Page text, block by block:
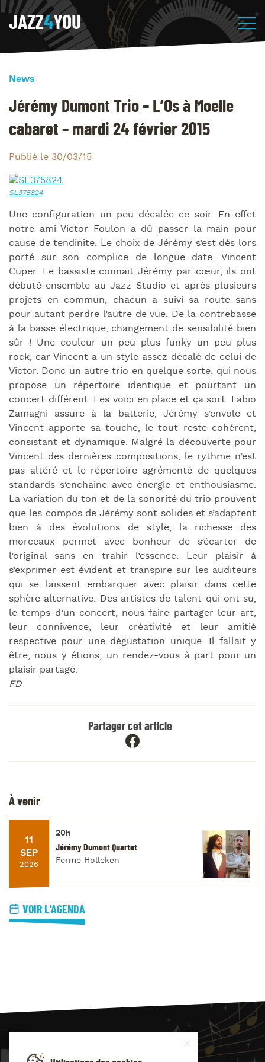
JAZZ4YOU
News
Jérémy Dumont Trio – L’Os à Moelle
cabaret – mardi 24 février 2015
Publié le 30/03/15
Une configuration un peu décalée ce soir. En effet
notre ami Victor Foulon a dû passer la main pour
cause de tendinite. Le choix de Jérémy s’est dès lors
porté sur son complice de longue date, Vincent
Cuper. Le bassiste connait Jérémy par cœur, ils ont
débuté ensemble au Jazz Studio et après plusieurs
projets en commun, chacun a suivi sa route sans
pour autant perdre l’autre de vue. De la contrebasse
à la basse électrique, changement de sensibilité bien
sûr ! Une couleur un peu plus funky un peu plus
rock, car Vincent a un style assez décalé de celui de
Victor. Donc un autre trio en quelque sorte, qui nous
propose un répertoire identique et pourtant un
concert différent. Les voici en place et ça sort. Fabio
Zamagni assure à la batterie, Jérémy s’envole et
Vincent apporte sa touche, le tout reste cohérent,
consistant et dynamique. Malgré la découverte pour
Vincent des dernières compositions, le rythme n’est
pas altéré et le répertoire agrémenté de quelques
standards s’enchaine avec énergie et enthousiasme.
La variation du ton et de la sonorité du trio prouvent
que les compos de Jérémy sont solides et s’adaptent
bien à des évolutions de style, la richesse des
morceaux permet avec bonheur de s’écarter de
l’original sans en trahir l’essence. Leur plaisir à
s’exprimer est évident et transpire sur les auditeurs
qui se laissent embarquer avec plaisir dans cette
sphère alternative. Des artistes de talent qui ont su,
le temps d’un concert, nous faire partager leur art,
leur connivence, leur créativité et leur amitié
respective pour une dégustation unique. Il fallait y
être, nous y étions, un rendez-vous à part pour un
plaisir partagé.
FD
Partager cet article
À venir
11
SEP
2026
20h
Jérémy Dumont Quartet
Ferme Holleken
VOIR L'AGENDA
JAZZ4